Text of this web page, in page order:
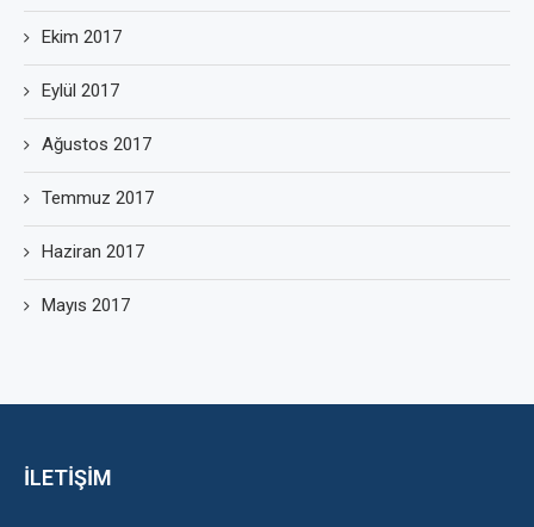
Ekim 2017
Eylül 2017
Ağustos 2017
Temmuz 2017
Haziran 2017
Mayıs 2017
İLETİŞİM